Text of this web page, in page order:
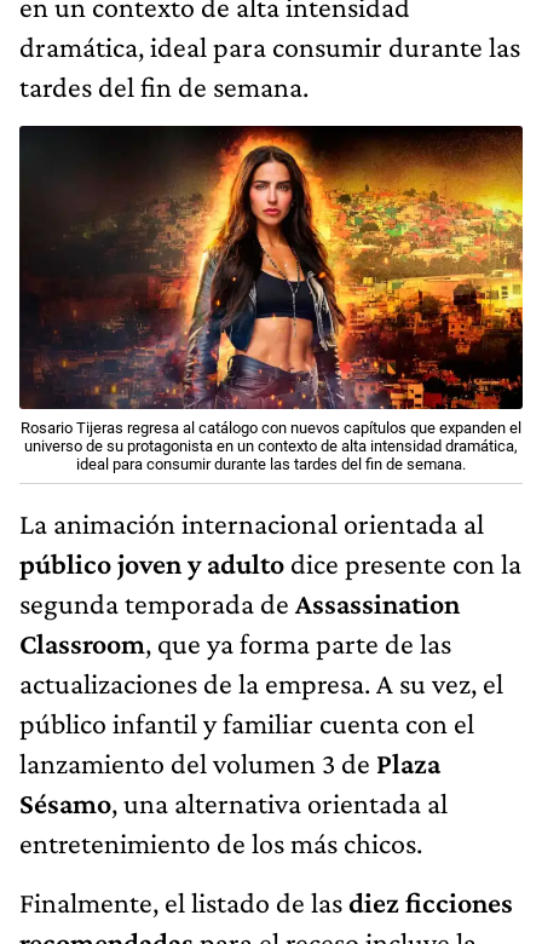
dramática, ideal para consumir durante las
tardes del fin de semana.
Rosario Tijeras regresa al catálogo con nuevos capítulos que expanden el
universo de su protagonista en un contexto de alta intensidad dramática,
ideal para consumir durante las tardes del fin de semana.
La animación internacional orientada al
público joven y adulto dice presente con la
segunda temporada de Assassination
Classroom, que ya forma parte de las
actualizaciones de la empresa. A su vez, el
público infantil y familiar cuenta con el
lanzamiento del volumen 3 de Plaza
Sésamo, una alternativa orientada al
entretenimiento de los más chicos.
Finalmente, el listado de lasdiez ficciones